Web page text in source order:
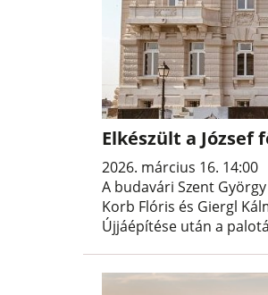
Elkészült a József
2026. március 16. 14:00
A budavári Szent
Korb Flóris és Giergl
Újjáépítése után a